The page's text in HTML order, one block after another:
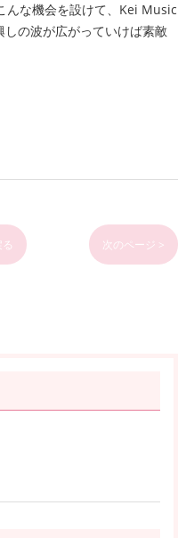
んな機会を設けて、Kei Music
の波が広がっていけば素敵
次のページ >